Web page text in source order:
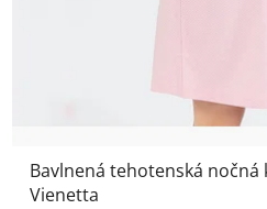
Bavlnená tehotenská nočná
Vienetta